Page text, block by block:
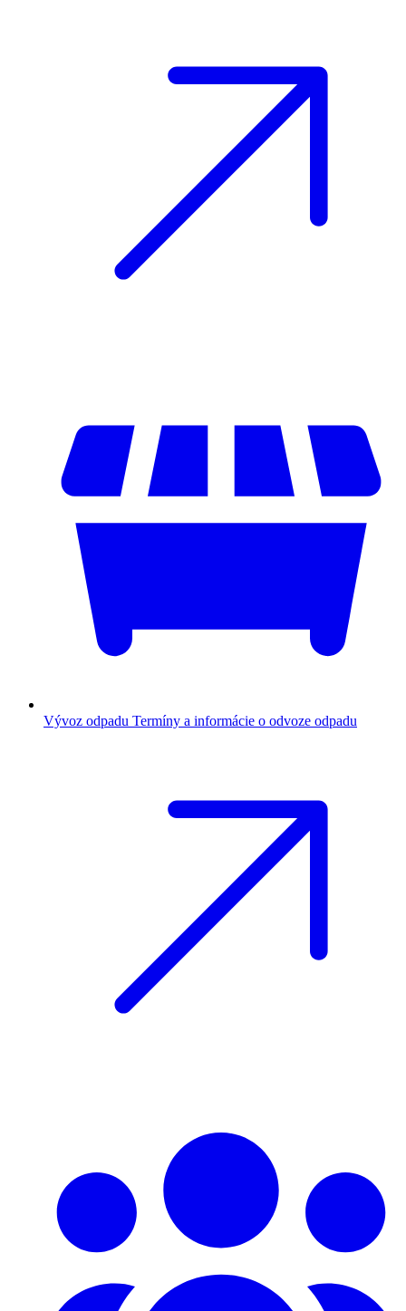
Vývoz odpadu Termíny a informácie o odvoze odpadu